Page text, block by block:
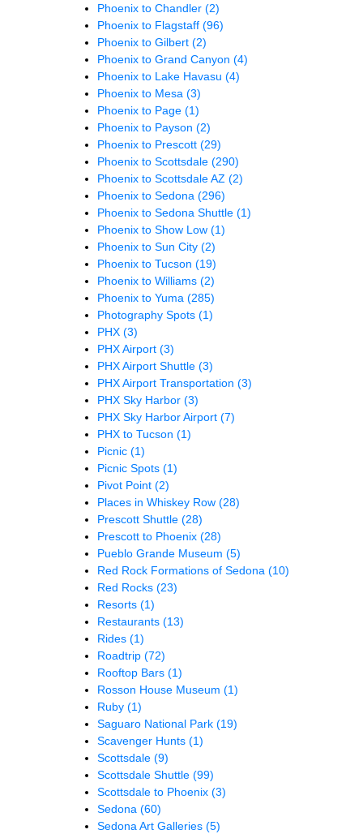
Phoenix to Chandler (2)
Phoenix to Flagstaff (96)
Phoenix to Gilbert (2)
Phoenix to Grand Canyon (4)
Phoenix to Lake Havasu (4)
Phoenix to Mesa (3)
Phoenix to Page (1)
Phoenix to Payson (2)
Phoenix to Prescott (29)
Phoenix to Scottsdale (290)
Phoenix to Scottsdale AZ (2)
Phoenix to Sedona (296)
Phoenix to Sedona Shuttle (1)
Phoenix to Show Low (1)
Phoenix to Sun City (2)
Phoenix to Tucson (19)
Phoenix to Williams (2)
Phoenix to Yuma (285)
Photography Spots (1)
PHX (3)
PHX Airport (3)
PHX Airport Shuttle (3)
PHX Airport Transportation (3)
PHX Sky Harbor (3)
PHX Sky Harbor Airport (7)
PHX to Tucson (1)
Picnic (1)
Picnic Spots (1)
Pivot Point (2)
Places in Whiskey Row (28)
Prescott Shuttle (28)
Prescott to Phoenix (28)
Pueblo Grande Museum (5)
Red Rock Formations of Sedona (10)
Red Rocks (23)
Resorts (1)
Restaurants (13)
Rides (1)
Roadtrip (72)
Rooftop Bars (1)
Rosson House Museum (1)
Ruby (1)
Saguaro National Park (19)
Scavenger Hunts (1)
Scottsdale (9)
Scottsdale Shuttle (99)
Scottsdale to Phoenix (3)
Sedona (60)
Sedona Art Galleries (5)